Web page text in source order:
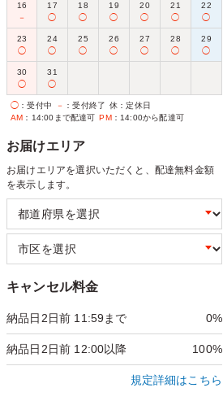
16
－
17
◯
18
◯
19
◯
20
◯
21
◯
22
◯
23
◯
24
◯
25
◯
26
◯
27
◯
28
◯
29
◯
30
◯
31
◯
◯ ：受付中 － ：受付終了 休 ：定休日
AM ：14:00まで配達可 PM：14:00から配達可
お届けエリア
お届けエリアを選択いただくと、配達無料金額
を表示します。
キャンセル料金
納品日2日前 11:59まで 0%
納品日2日前 12:00以降 100%
規定詳細はこちら